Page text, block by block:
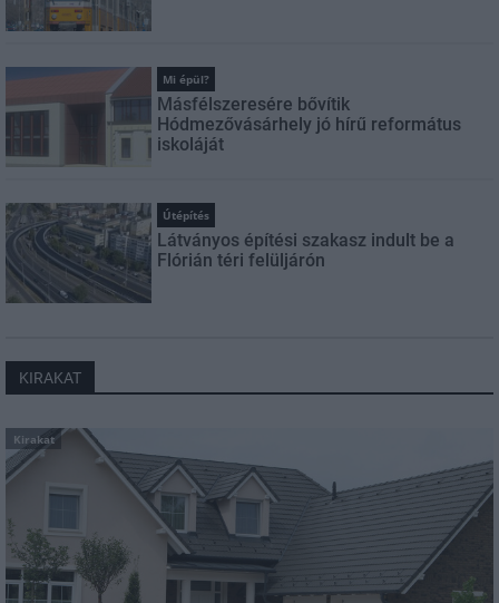
Mi épül?
Másfélszeresére bővítik
Hódmezővásárhely jó hírű református
iskoláját
Útépítés
Látványos építési szakasz indult be a
Flórián téri felüljárón
KIRAKAT
Kirakat